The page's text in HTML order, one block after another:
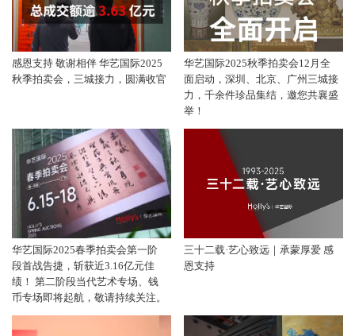
感恩支持 敬谢相伴 华艺国际2025
秋季拍卖会，三城接力，圆满收官
华艺国际2025秋季拍卖会12月全
面启动，深圳、北京、广州三城接
力，千余件珍品集结，邀您共襄盛
举！
华艺国际2025春季拍卖会第一阶
段首战告捷，斩获近3.16亿元佳
绩！ 第二阶段当代艺术专场、钱
币专场即将起航，敬请持续关注。
三十二载·艺心致远｜承蒙厚爱 感
恩支持